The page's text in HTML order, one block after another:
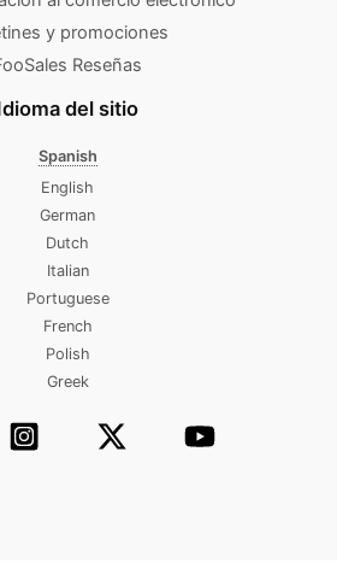
y promociones
Reseñas
del sitio
Spanish
English
German
Dutch
Italian
Portuguese
French
Polish
Greek